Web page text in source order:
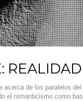
acerca de los paralelos
el romanticismo como